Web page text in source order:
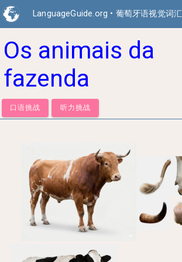
LanguageGuide.org • 葡萄牙语视觉词汇
Os animais da
fazenda
口语挑战 听力挑战